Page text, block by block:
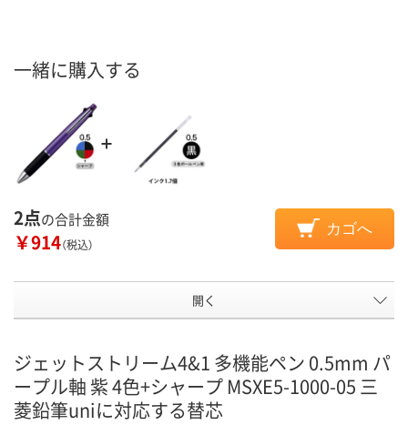
一緒に購入する
2点の合計金額
￥914（税込）
カゴへ
開く
ジェットストリーム4&1 多機能ペン 0.5mm パ
ープル軸 紫 4色+シャープ MSXE5-1000-05 三
菱鉛筆uniに対応する替芯